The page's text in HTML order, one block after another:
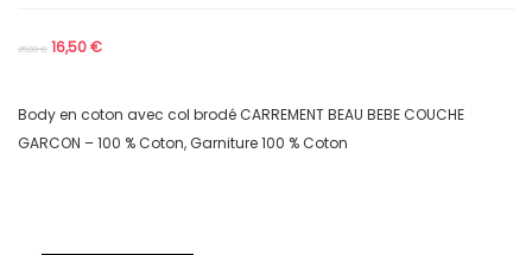
25,00€ 16,50€
Body en coton avec col brodé CARREMENT BEAU BEBE COUCHE
GARCON – 100 % Coton, Garniture 100 % Coton